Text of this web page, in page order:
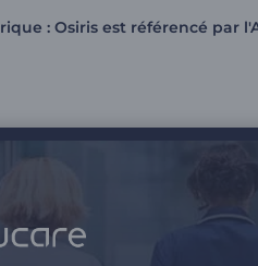
: Osiris est référencé par